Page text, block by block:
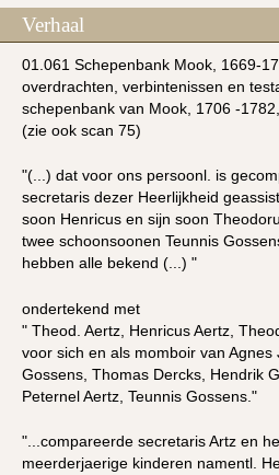
Verhaal
01.061 Schepenbank Mook, 1669-
overdrachten, verbintenissen en
schepenbank van Mook, 1706 -
(zie ook scan 75)
"(...) dat voor ons persoonl. is
secretaris dezer Heerlijkheid
soon Henricus en sijn soon
twee schoonsoonen Teunnis
hebben alle bekend (...) "
ondertekend met
" Theod. Aertz, Henricus Aertz,
voor sich en als momboir van Agnes
Gossens, Thomas Dercks, Hendrik
Peternel Aertz, Teunnis Gossens."
"...compareerde secretaris Artz en
meerderjaerige kinderen namentl.